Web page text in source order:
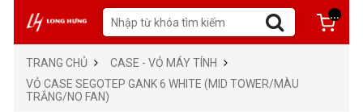
...
TRANG CHỦ
CASE - VỎ MÁY TÍNH
VỎ CASE SEGOTEP GANK 6 WHITE (MID TOWER/MÀU
TRẮNG/NO FAN)